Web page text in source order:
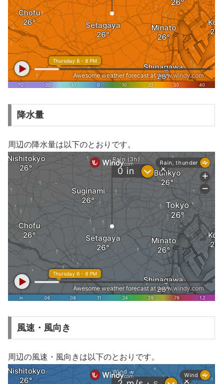
降水量
周辺の降水量は以下のとおりです。
風速・風向き
周辺の風速・風向きは以下のとおりです。